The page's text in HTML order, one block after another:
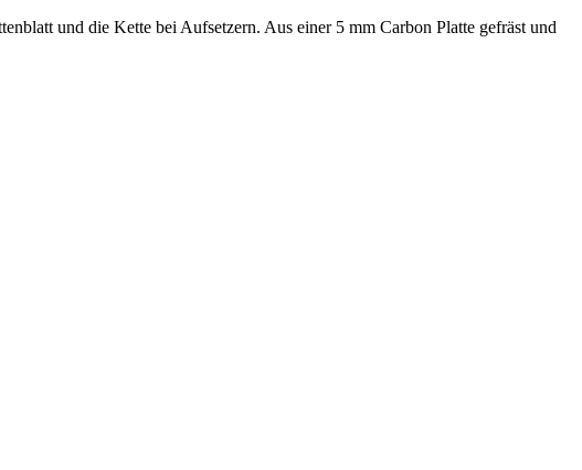
und die Kette bei Aufsetzern. Aus einer 5 mm Carbon Platte gefräst und